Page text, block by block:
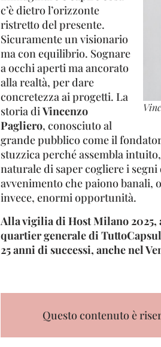
c’è dietro l’orizzonte
ristretto del presente.
Sicuramente un visionario
ma con equilibrio. Sognare
a occhi aperti ma ancorato
alla realtà, per dare
concretezza ai progetti. La
storia diVincenzo
Pagliero, conosciuto al
grande pubblico come il
stuzzica perché assembla
naturale di saper cogliere i
avvenimento che paiono banali,
invece, enormi opportunità.
Alla vigilia di Host Milano
quartier generale di
25 anni di successi, anche nel
Questo contenuto è